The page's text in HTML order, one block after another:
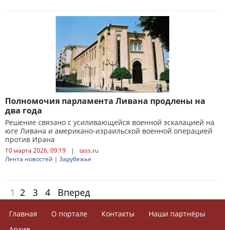
Полномочия парламента Ливана продлены на
два года
Решение связано с усиливающейся военной эскалацией на
юге Ливана и американо-израильской военной операцией
против Ирана
10 марта 2026, 09:19 |
tass.ru
Лента новостей | Зарубежье
1 2 3 4 Вперед
Главная О портале Контакты
Наши партнёры